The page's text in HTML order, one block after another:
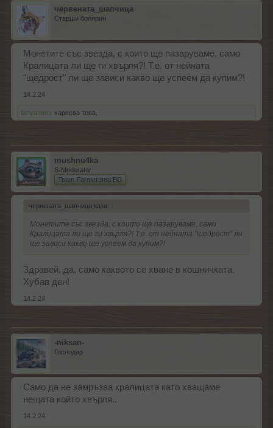
червената_шапчица
Старши болярин
Монетите със звезда, с които ще пазаруваме, само
Кралицата ли ще ги хвърля?! Т.е. от нейната
"щедрост" ли ще зависи какво ще успеем да купим?!
14.2.24
tanyamery харесва това.
mushnu4ka
S-Moderator
Team Farmerama BG
червената_шапчица каза: ↑
Монетите със звезда, с които ще пазаруваме, само
Кралицата ли ще ги хвърля?! Т.е. от нейната "щедрост" ли
ще зависи какво ще успеем да купим?!
Здравей, да, само каквото се хване в кошничката.
Хубав ден!
14.2.24
-niksan-
Господар
Само да не замръзва кралицата като хващаме
нещата който хвърля..
14.2.24